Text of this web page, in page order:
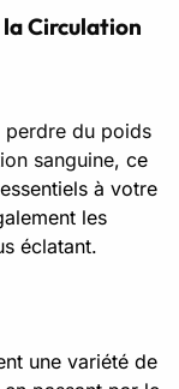
Circulation
perdre du poids
sanguine, ce
à votre
les
éclatant.
une variété de